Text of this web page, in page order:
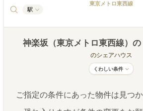
駅
東京メトロ東西線
神楽坂（東京メトロ東西線） の
のシェアハウス
くわしい条件
ご指定の条件にあった物件は見つ